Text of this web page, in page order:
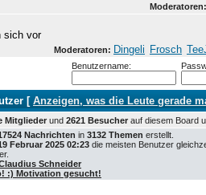
Moderatoren:
sich vor
Moderatoren: Dingeli Frosch
Benutzername:
[ Anzeigen, was die Leute gerade
Mitglieder und 2621 Besucher auf diesem
Nachrichten in 3132 Themen erstellt.
Februar 2025 02:23 die meisten Benutzer
Schneider
:) Motivation gesucht!